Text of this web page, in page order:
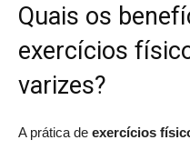
Quais os
exercícios
varizes?
A prática de exercícios